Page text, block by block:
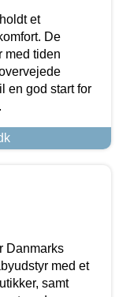
et
De
med tiden
en god start for
Danmarks
med et
samt